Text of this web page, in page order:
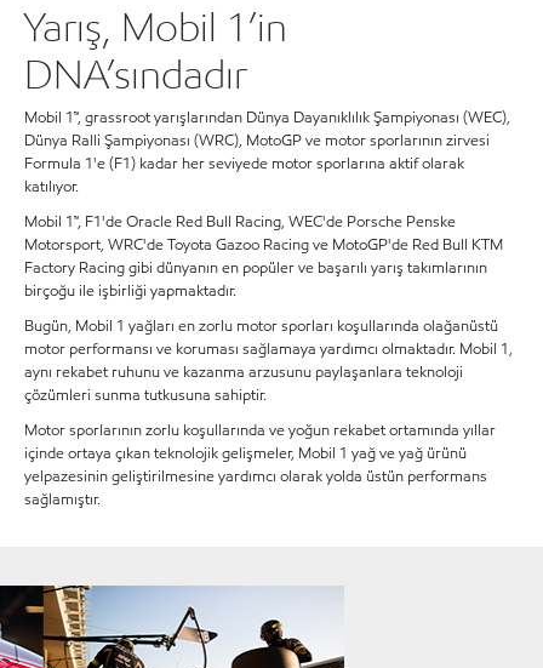
Yarış, Mobil 1’in
DNA’sındadır
Mobil 1™, grassroot yarışlarından Dünya Dayanıklılık Şampiyonası (WEC),
Dünya Ralli Şampiyonası (WRC), MotoGP ve motor sporlarının zirvesi
Formula 1'e (F1) kadar her seviyede motor sporlarına aktif olarak
katılıyor.
Mobil 1™, F1'de Oracle Red Bull Racing, WEC'de Porsche Penske
Motorsport, WRC'de Toyota Gazoo Racing ve MotoGP'de Red Bull KTM
Factory Racing gibi dünyanın en popüler ve başarılı yarış takımlarının
birçoğu ile işbirliği yapmaktadır.
Bugün, Mobil 1 yağları en zorlu motor sporları koşullarında olağanüstü
motor performansı ve koruması sağlamaya yardımcı olmaktadır. Mobil 1,
aynı rekabet ruhunu ve kazanma arzusunu paylaşanlara teknoloji
çözümleri sunma tutkusuna sahiptir.
Motor sporlarının zorlu koşullarında ve yoğun rekabet ortamında yıllar
içinde ortaya çıkan teknolojik gelişmeler, Mobil 1 yağ ve yağ ürünü
yelpazesinin geliştirilmesine yardımcı olarak yolda üstün performans
sağlamıştır.